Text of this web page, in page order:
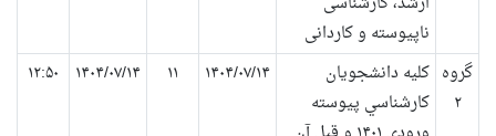
ناپیوسته و کاردانی
گروه
۲
کلیه دانشجویان
كارشناسي پیوسته
۱۴۰۴/۰۷/۱۴ ۱۱ ۱۴۰۴/۰۷/۱۴ ۱۲:۵۰